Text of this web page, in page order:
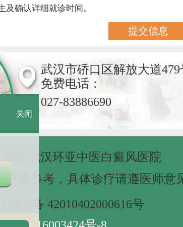
及确认详细就诊时间。
武汉市硚口区解放大道479
免费电话：
027-83886690
2025 武汉环亚中医白癜风医院
健康参考，具体诊疗请遵医师意
网安备 42010402000616号
关闭